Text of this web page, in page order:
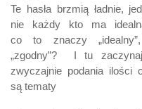
Te hasła brzmią ładnie,
nie każdy kto ma
co to znaczy „idealny”,
„zgodny”? I tu
zwyczajnie podania ilości
są tematy